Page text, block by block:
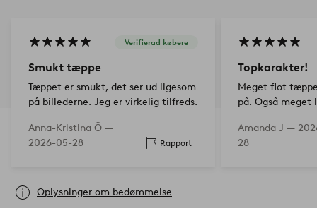
Verifierad købere
Smukt tæppe
Tæppet er smukt, det ser ud ligesom
på billederne. Jeg er virkelig tilfreds.
Anna-Kristina Ö —
2026-05-28
Rapport
Topkarakter!
Meget flot
på. Også meget
Amanda J —
28
Oplysninger om bedømmelse